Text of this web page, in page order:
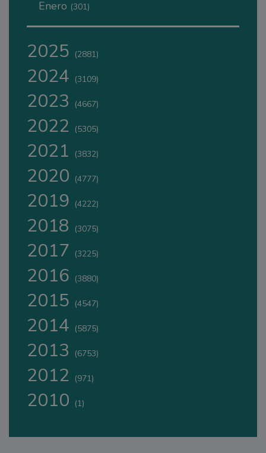
Enero (301)
2025 (2881)
2024 (3109)
2023 (4667)
2022 (5305)
2021 (3832)
2020 (4777)
2019 (4222)
2018 (3075)
2017 (3225)
2016 (3880)
2015 (4547)
2014 (5875)
2013 (6753)
2012 (971)
2010 (1)